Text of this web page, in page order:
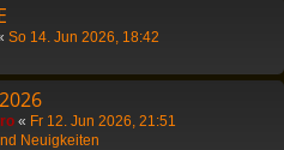
So 14. Jun 2026, 18:42
« Fr 12. Jun 2026, 21:51
Neuigkeiten